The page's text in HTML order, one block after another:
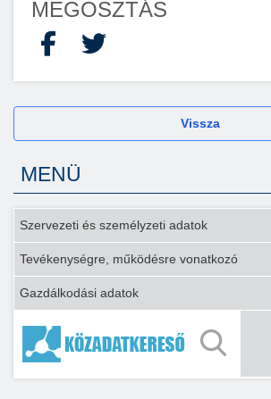
MEGOSZTÁS
Facebook
X
Vissza
MENÜ
Szervezeti és személyzeti adatok
Tevékenységre, működésre vonatkozó
Gazdálkodási adatok